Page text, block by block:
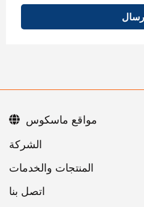
اتصل بنا
مواقع ماسكوس